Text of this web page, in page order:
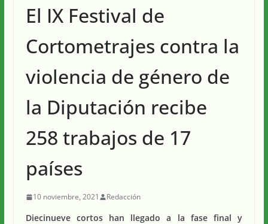
El IX Festival de
Cortometrajes contra la
violencia de género de
la Diputación recibe
258 trabajos de 17
países
10 noviembre, 2021 Redacción
Diecinueve cortos han llegado a la fase final y